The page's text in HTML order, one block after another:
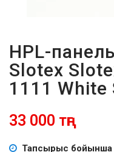
HPL-
Slotex
1111 White
33 000 тңг
Тапсырыс бойынша